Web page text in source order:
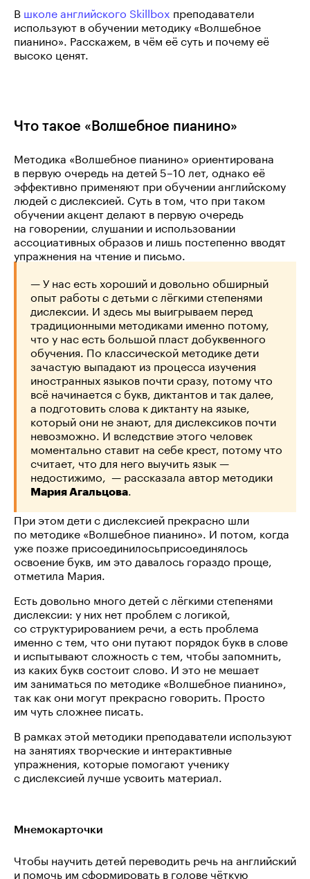
В школе английского Skillbox преподаватели
используют в обучении методику «Волшебное
пианино». Расскажем, в чём её суть и почему её
высоко ценят.
Что такое «Волшебное пианино»
Методика «Волшебное пианино» ориентирована
в первую очередь на детей 5–10 лет, однако её
эффективно применяют при обучении английскому
людей с дислексией. Суть в том, что при таком
обучении акцент делают в первую очередь
на говорении, слушании и использовании
ассоциативных образов и лишь постепенно вводят
упражнения на чтение и письмо.
— У нас есть хороший и довольно обширный
опыт работы с детьми с лёгкими степенями
дислексии. И здесь мы выигрываем перед
традиционными методиками именно потому,
что у нас есть большой пласт добуквенного
обучения. По классической методике дети
зачастую выпадают из процесса изучения
иностранных языков почти сразу, потому что
всё начинается с букв, диктантов и так далее,
а подготовить слова к диктанту на языке,
который они не знают, для дислексиков почти
невозможно. И вследствие этого человек
моментально ставит на себе крест, потому что
считает, что для него выучить язык —
недостижимо, — рассказала автор методики
Мария Агальцова.
При этом дети с дислексией прекрасно шли
по методике «Волшебное пианино». И потом, когда
уже позже присоединилосьприсоединялось
освоение букв, им это давалось гораздо проще,
отметила Мария.
Есть довольно много детей с лёгкими степенями
дислексии: у них нет проблем с логикой,
со структурированием речи, а есть проблема
именно с тем, что они путают порядок букв в слове
и испытывают сложность с тем, чтобы запомнить,
из каких букв состоит слово. И это не мешает
им заниматься по методике «Волшебное пианино»,
так как они могут прекрасно говорить. Просто
им чуть сложнее писать.
В рамках этой методики преподаватели используют
на занятиях творческие и интерактивные
упражнения, которые помогают ученику
с дислексией лучше усвоить материал.
Мнемокарточки
Чтобы научить детей переводить речь на английский
и помочь им сформировать в голове чёткую